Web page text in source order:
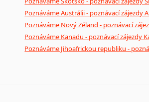
Poznáváme Austrálii - poznávací zájezdy
Poznáváme Nový Zéland - poznávací
Poznáváme Kanadu - poznávací zájezdy
Poznáváme Jihoafrickou republiku -